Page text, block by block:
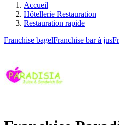
Accueil
Hôtellerie Restauration
Restauration rapide
Franchise bagelFranchise bar à jus